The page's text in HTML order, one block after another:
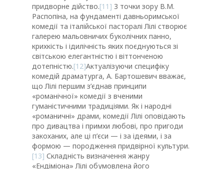
придворне дійство.[11] З точки зору В.М.
Распопіна, на фундаменті давньоримської
комедії та італійської пасторалі Лілі створює
галерею мальовничих буколічних панно,
крихкість і ідилічність яких поєднуються зі
світською елегантністю і віттонченою
дотепністю.[12]Актуалізуючи специфіку
комедій драматурга, А. Бартошевич вважає,
що Лілі першим з’єднав принципи
«романічної» комедії з вченими
гуманістичними традиціями. Як і народні
«романичні» драми, комедії Лілі оповідають
про дивацтва і примхи любові, про пригоди
закоханих, але ці п’єси — і за ідеями, і за
формою — породження придвірної культури.
[13] Складність визначення жанру
«Ендіміона» Лілі обумовлена ​​його